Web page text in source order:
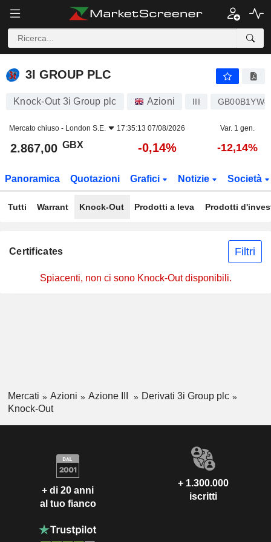
3I GROUP PLC
3I GROUP PLC
Knock-Out 3i Group plc Azioni III
Mercato chiuso - London S.E. 17:35:13 07/08/2026 Var. 1 gen.
2.867,00 GBX -0,14% -12,14%
Panoramica Quotazioni Grafici Notizie Società
Tutti Warrant Knock-Out Prodotti a leva Prodotti
Certificates Filtri
Spiacenti, non ci sono Knock-Out disponibili.
Mercati Azioni Azione III
Derivati 3i Group plc
Knock-Out
+ di 20 anni
al tuo fianco
+ 1.300.000
iscritti